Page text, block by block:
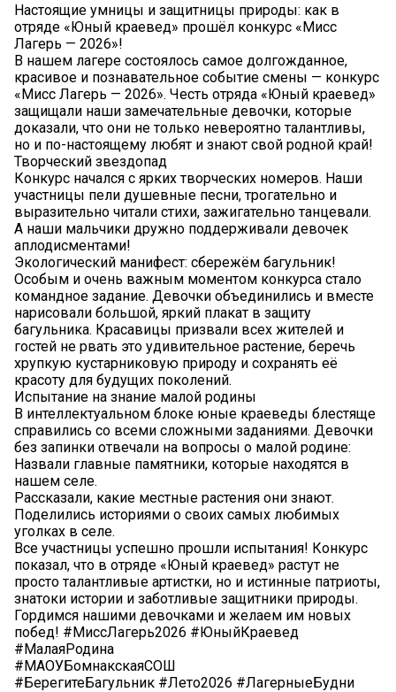
Настоящие умницы и защитницы природы: как в
отряде «Юный краевед» прошёл конкурс «Мисс
Лагерь — 2026»!
В нашем лагере состоялось самое долгожданное,
красивое и познавательное событие смены — конкурс
«Мисс Лагерь — 2026». Честь отряда «Юный краевед»
защищали наши замечательные девочки, которые
доказали, что они не только невероятно талантливы,
но и по-настоящему любят и знают свой родной край!
Творческий звездопад
Конкурс начался с ярких творческих номеров. Наши
участницы пели душевные песни, трогательно и
выразительно читали стихи, зажигательно танцевали.
А наши мальчики дружно поддерживали девочек
аплодисментами!
Экологический манифест: сбережём багульник!
Особым и очень важным моментом конкурса стало
командное задание. Девочки объединились и вместе
нарисовали большой, яркий плакат в защиту
багульника. Красавицы призвали всех жителей и
гостей не рвать это удивительное растение, беречь
хрупкую кустарниковую природу и сохранять её
красоту для будущих поколений.
Испытание на знание малой родины
В интеллектуальном блоке юные краеведы блестяще
справились со всеми сложными заданиями. Девочки
без запинки отвечали на вопросы о малой родине:
️Назвали главные памятники, которые находятся в
нашем селе.
️Рассказали, какие местные растения они знают.
️Поделились историями о своих самых любимых
уголках в селе.
Все участницы успешно прошли испытания! Конкурс
показал, что в отряде «Юный краевед» растут не
просто талантливые артистки, но и истинные патриоты,
знатоки истории и заботливые защитники природы.
Гордимся нашими девочками и желаем им новых
побед! #МиссЛагерь2026 #ЮныйКраевед
#МалаяРодина
#МАОУБомнакскаяСОШ
#БерегитеБагульник #Лето2026 #ЛагерныеБудни